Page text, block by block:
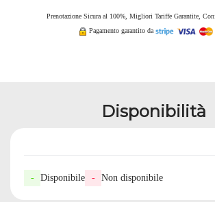
Prenotazione Sicura al 100%, Migliori Tariffe Garantite,
Pagamento garantito da
Disponibilità
- Disponibile - Non disponibile